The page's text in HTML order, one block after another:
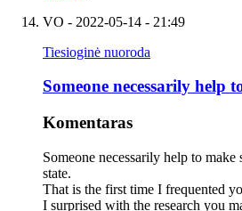
VO - 2022-05-14 - 21:49
Tiesioginė nuoroda
Someone necessarily help
Komentaras
Someone necessarily help to
state.
That is the first time I frequented
I surprised with the research you